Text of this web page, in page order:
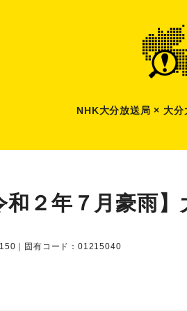
NHK大分放送局 × 大分
和２年７月豪雨
｜固有コード：01215040